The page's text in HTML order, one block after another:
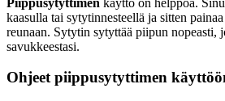
kaasulla tai sytytinnesteellä ja sitten
reunaan. Sytytin sytyttää piipun nopeasti,
savukkeestasi.
Ohjeet piippusytyttimen